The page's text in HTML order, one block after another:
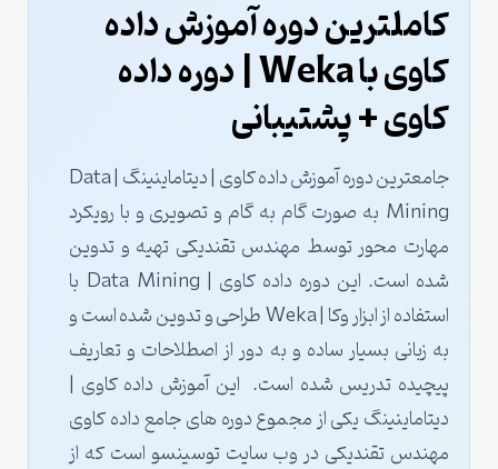
کاملترین دوره آموزش داده
کاوی با Weka | دوره داده
کاوی + پشتیبانی
جامعترین دوره آموزش داده کاوی | دیتاماینینگ | Data
Mining به صورت گام به گام و تصویری و با رویکرد
مهارت محور توسط مهندس تقندیکی تهیه و تدوین
شده است. این دوره داده کاوی | Data Mining با
استفاده از ابزار وکا | Weka طراحی و تدوین شده است و
به زبانی بسیار ساده و به دور از اصطلاحات و تعاریف
پیچیده تدریس شده است. این آموزش داده کاوی |
دیتاماینینگ یکی از مجموع دوره های جامع داده کاوی
مهندس تقندیکی در وب سایت توسینسو است که از